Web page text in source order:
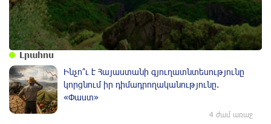
Լրահոս
Ինչո՞ւ է Հայաստանի գյուղատնտեսությունը
կորցնում իր դիմադրողականությունը.
«Փաստ»
4 ժամ առաջ